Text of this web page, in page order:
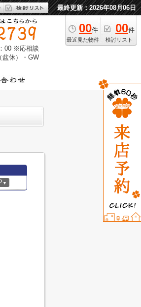
最終更新：2026年08月06日
00件
最近見た物件
00件
検討リスト
00 ※応相談
盆休）・GW
▼